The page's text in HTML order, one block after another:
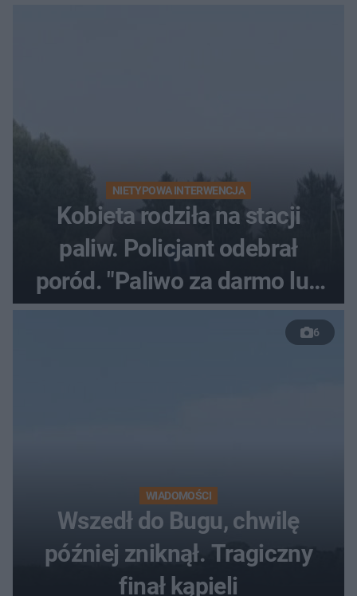
NIETYPOWA INTERWENCJA
Kobieta rodziła na stacji
paliw. Policjant odebrał
poród. "Paliwo za darmo lub
50 %!"
6
WIADOMOŚCI
Wszedł do Bugu, chwilę
później zniknął. Tragiczny
finał kąpieli